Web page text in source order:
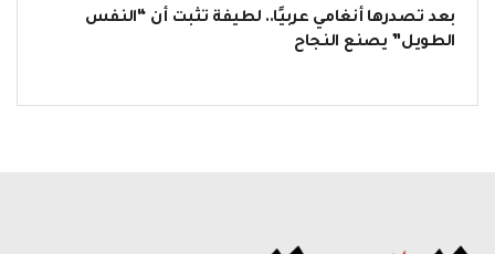
بعد تصدرها أنغامي عربيًا.. لطيفة تثبت أن “النفس
الطويل” يصنع النجاح